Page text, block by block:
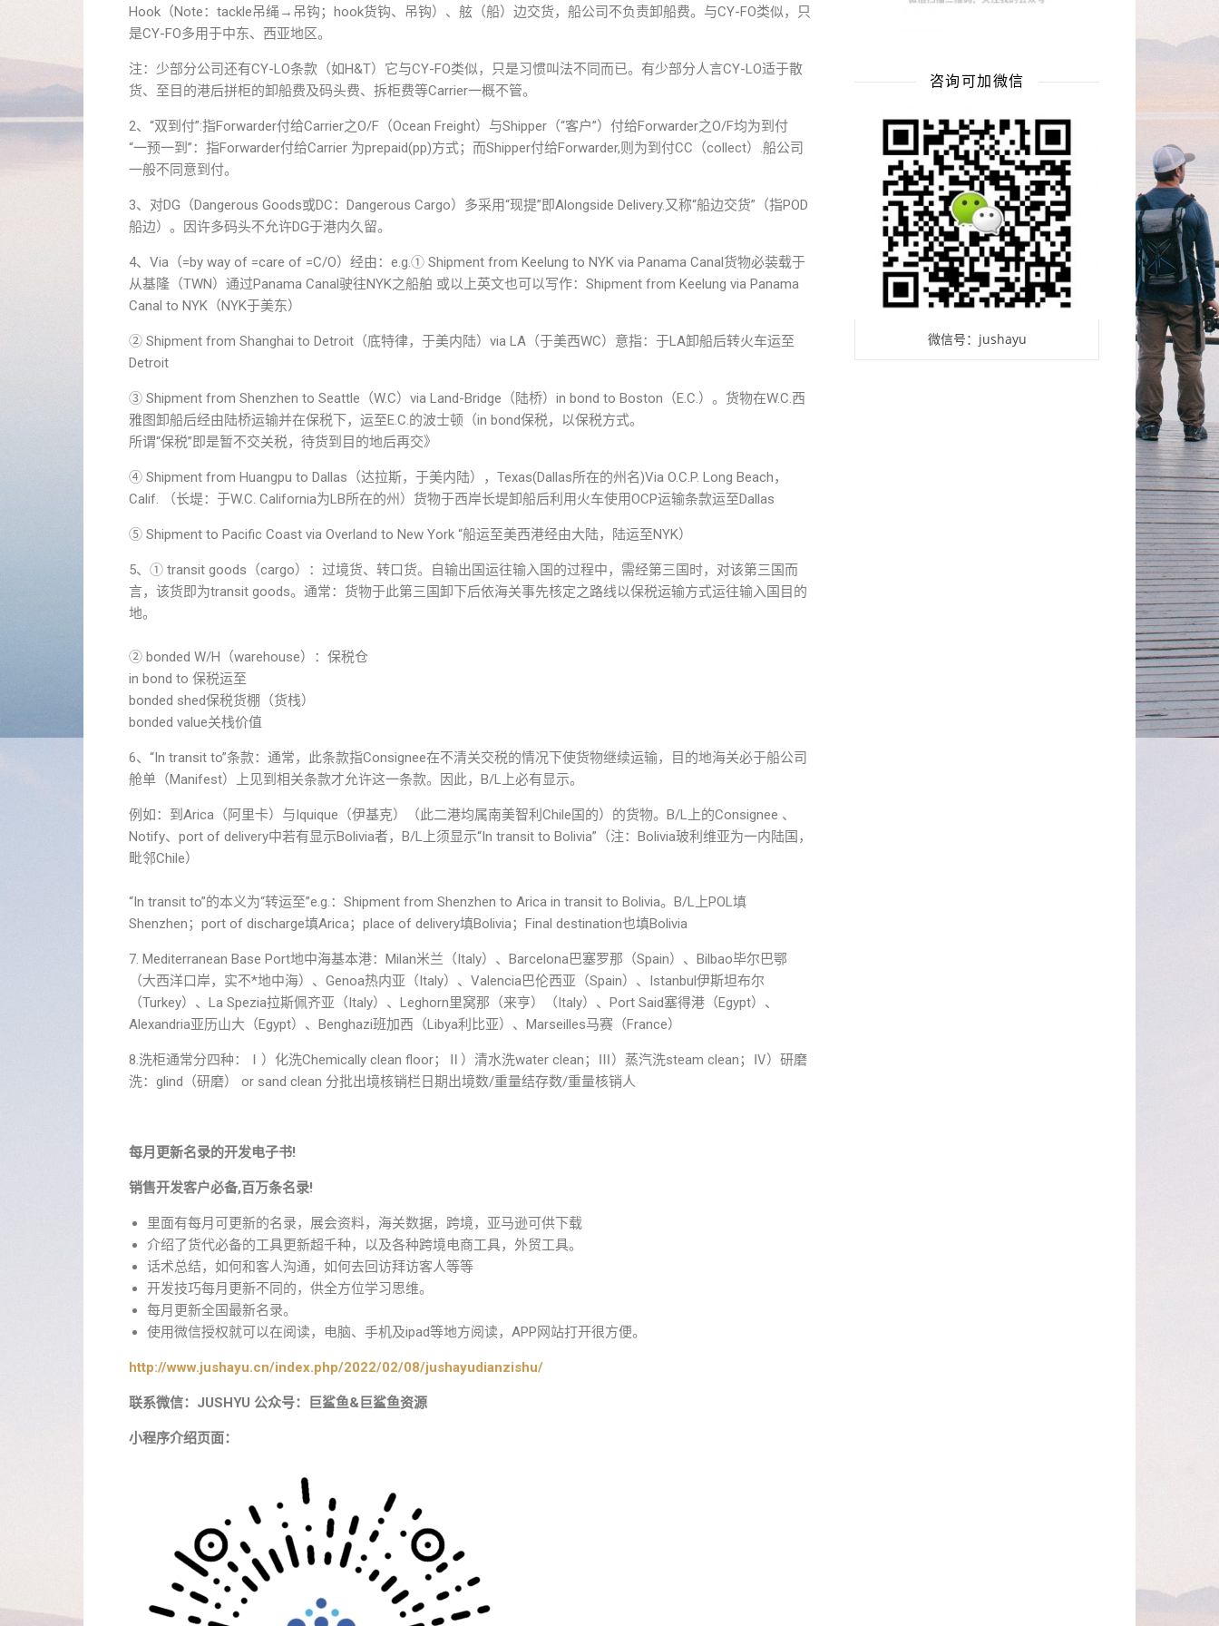
Hook（Note：tackle吊绳→吊钩；hook货钩、吊钩）、舷（船）边交货，船公司不负责卸船费。与CY-FO类似，只
是CY-FO多用于中东、西亚地区。
注：少部分公司还有CY-LO条款（如H&T）它与CY-FO类似，只是习惯叫法不同而已。有少部分人言CY-LO适于散
货、至目的港后拼柜的卸船费及码头费、拆柜费等Carrier一概不管。
2、“双到付”:指Forwarder付给Carrier之O/F（Ocean Freight）与Shipper（“客户”）付给Forwarder之O/F均为到付
“一预一到”：指Forwarder付给Carrier 为prepaid(pp)方式；而Shipper付给Forwarder,则为到付CC（collect）.船公司
一般不同意到付。
3、对DG（Dangerous Goods或DC：Dangerous Cargo）多采用“现提”即Alongside Delivery.又称“船边交货”（指POD
船边）。因许多码头不允许DG于港内久留。
4、Via（=by way of =care of =C/O）经由：e.g.① Shipment from Keelung to NYK via Panama Canal货物必装载于
从基隆（TWN）通过Panama Canal驶往NYK之船舶 或以上英文也可以写作：Shipment from Keelung via Panama
Canal to NYK（NYK于美东）
② Shipment from Shanghai to Detroit（底特律，于美内陆）via LA（于美西WC）意指：于LA卸船后转火车运至
Detroit
③ Shipment from Shenzhen to Seattle（W.C）via Land-Bridge（陆桥）in bond to Boston（E.C.）。货物在W.C.西
雅图卸船后经由陆桥运输并在保税下，运至E.C.的波士顿（in bond保税，以保税方式。
所谓“保税”即是暂不交关税，待货到目的地后再交》
④ Shipment from Huangpu to Dallas（达拉斯，于美内陆），Texas(Dallas所在的州名)Via O.C.P. Long Beach，
Calif. （长堤：于W.C. California为LB所在的州）货物于西岸长堤卸船后利用火车使用OCP运输条款运至Dallas
⑤ Shipment to Pacific Coast via Overland to New York “船运至美西港经由大陆，陆运至NYK）
5、① transit goods（cargo）：过境货、转口货。自输出国运往输入国的过程中，需经第三国时，对该第三国而
言，该货即为transit goods。通常：货物于此第三国卸下后依海关事先核定之路线以保税运输方式运往输入国目的
地。
② bonded W/H（warehouse）：保税仓
in bond to 保税运至
bonded shed保税货棚（货栈）
bonded value关栈价值
6、“In transit to”条款：通常，此条款指Consignee在不清关交税的情况下使货物继续运输，目的地海关必于船公司
舱单（Manifest）上见到相关条款才允许这一条款。因此，B/L上必有显示。
例如：到Arica（阿里卡）与Iquique（伊基克）（此二港均属南美智利Chile国的）的货物。B/L上的Consignee 、
Notify、port of delivery中若有显示Bolivia者，B/L上须显示“In transit to Bolivia”（注：Bolivia玻利维亚为一内陆国，
毗邻Chile）
“In transit to”的本义为“转运至”e.g.：Shipment from Shenzhen to Arica in transit to Bolivia。B/L上POL填
Shenzhen；port of discharge填Arica；place of delivery填Bolivia；Final destination也填Bolivia
7. Mediterranean Base Port地中海基本港：Milan米兰（Italy）、Barcelona巴塞罗那（Spain）、Bilbao毕尔巴鄂
（大西洋口岸，实不*地中海）、Genoa热内亚（Italy）、Valencia巴伦西亚（Spain）、Istanbul伊斯坦布尔
（Turkey）、La Spezia拉斯佩齐亚（Italy）、Leghorn里窝那（来亨）（Italy）、Port Said塞得港（Egypt）、
Alexandria亚历山大（Egypt）、Benghazi班加西（Libya利比亚）、Marseilles马赛（France）
8.洗柜通常分四种：Ⅰ）化洗Chemically clean floor；Ⅱ）清水洗water clean；Ⅲ）蒸汽洗steam clean；Ⅳ）研磨
洗：glind（研磨） or sand clean 分批出境核销栏日期出境数/重量结存数/重量核销人
每月更新名录的开发电子书!
销售开发客户必备,百万条名录!
里面有每月可更新的名录，展会资料，海关数据，跨境，亚马逊可供下载
介绍了货代必备的工具更新超千种，以及各种跨境电商工具，外贸工具。
话术总结，如何和客人沟通，如何去回访拜访客人等等
开发技巧每月更新不同的，供全方位学习思维。
每月更新全国最新名录。
使用微信授权就可以在阅读，电脑、手机及ipad等地方阅读，APP网站打开很方便。
http://www.jushayu.cn/index.php/2022/02/08/jushayudianzishu/
联系微信：JUSHYU 公众号：巨鲨鱼&巨鲨鱼资源
小程序介绍页面：
咨询可加微信
微信号：jushayu